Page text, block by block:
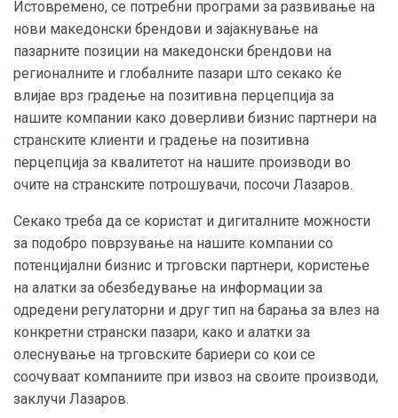
Истовремено, се потребни програми за развивање на
нови македонски брендови и зајакнување на
пазарните позиции на македонски брендови на
регионалните и глобалните пазари што секако ќе
влијае врз градење на позитивна перцепција за
нашите компании како доверливи бизнис партнери на
странските клиенти и градење на позитивна
перцепција за квалитетот на нашите производи во
очите на странските потрошувачи, посочи Лазаров.
Секако треба да се користат и дигиталните можности
за подобро поврзување на нашите компании со
потенцијални бизнис и трговски партнери, користење
на алатки за обезбедување на информации за
одредени регулаторни и друг тип на барања за влез на
конкретни странски пазари, како и алатки за
олеснување на трговските бариери со кои се
соочуваат компаниите при извоз на своите производи,
заклучи Лазаров.